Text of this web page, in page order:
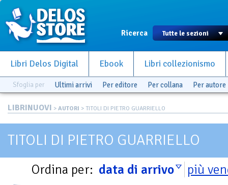
Ricerca
Libri Delos Digital Ebook Libri collezionismo
Sfoglia per Ultimi arrivi Per editore Per collana Per autore
LIBRINUOVI > AUTORI > TITOLI DI PIETRO GUARRIELLO
TITOLI DI PIETRO GUARRIELLO
Ordina per: data di arrivo più